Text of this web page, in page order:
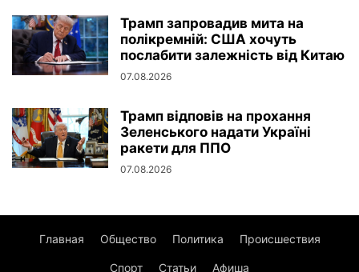
Трамп запровадив мита на
полікремній: США хочуть
послабити залежність від Китаю
07.08.2026
Трамп відповів на прохання
Зеленського надати Україні
ракети для ППО
07.08.2026
Главная Общество Политика Происшествия
Спорт Статьи Афиша